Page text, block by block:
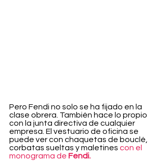
Pero Fendi no solo se ha fijado en la
clase obrera. También hace lo propio
con la junta directiva de cualquier
empresa. El vestuario de oficina se
puede ver con chaquetas de bouclé,
corbatas sueltas y maletines con el
monograma de Fendi.